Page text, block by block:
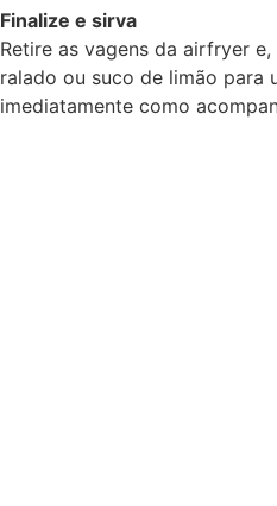
Finalize e sirva
Retire as vagens da airfryer
ralado ou suco de limão para
imediatamente como